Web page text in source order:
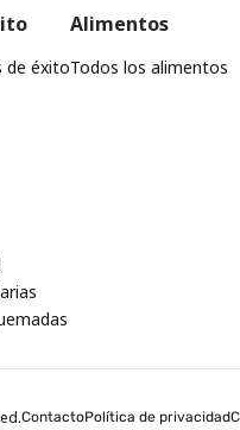
de éxito
Alimentos
Todos los alimentos
ContactoPolítica de privacidad